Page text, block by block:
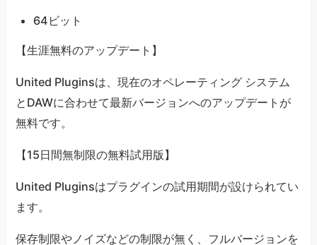
64ビット
【生涯無料のアップデート】
United Pluginsは、現在のオペレーティング システム
とDAWに合わせて最新バージョンへのアップデートが
無料です。
【15日間無制限の無料試用版】
United Pluginsはプラグインの試用期間が設けられてい
ます。
保存制限やノイズなどの制限が無く、フルバージョンを